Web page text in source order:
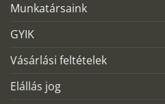
Munkatársaink
GYIK
Vásárlási feltételek
Elállás jog